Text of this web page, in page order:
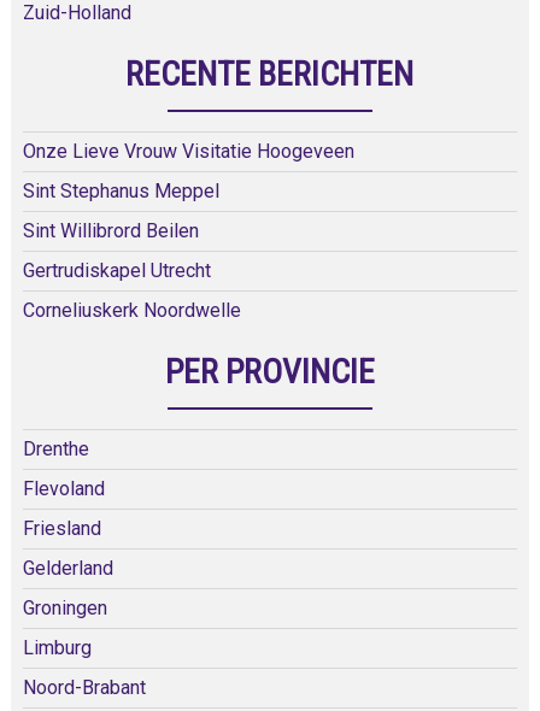
Zuid-Holland
RECENTE BERICHTEN
Onze Lieve Vrouw Visitatie Hoogeveen
Sint Stephanus Meppel
Sint Willibrord Beilen
Gertrudiskapel Utrecht
Corneliuskerk Noordwelle
PER PROVINCIE
Drenthe
Flevoland
Friesland
Gelderland
Groningen
Limburg
Noord-Brabant